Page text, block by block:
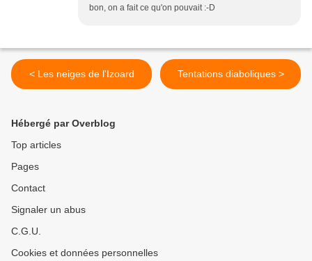
bon, on a fait ce qu'on pouvait :-D
< Les neiges de l'Izoard Tentations diaboliques >
Hébergé par Overblog
Top articles
Pages
Contact
Signaler un abus
C.G.U.
Cookies et données personnelles